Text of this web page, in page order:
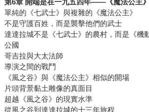
第6章 開端是在一九五四年——《魔法公主》
單純的《七武士》與複雜的《魔法公主》
不是守護百姓，而是襲擊他們的武士
達達拉城不是《七武士》的農村，而是《機
公國
哥吉拉與大太法師
導演之間的戰鬥
《風之谷》與《魔法公主》相似的開場
片頭背景黏土雕像的真面目
超越《風之谷》的現實水準
從風之谷到達達拉城的十三年旅程